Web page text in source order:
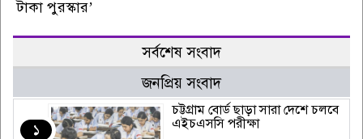
টাকা পুরস্কার’
সর্বশেষ সংবাদ
জনপ্রিয় সংবাদ
১
চট্টগ্রাম বোর্ড ছাড়া সারা দেশে চলবে
এইচএসসি পরীক্ষা